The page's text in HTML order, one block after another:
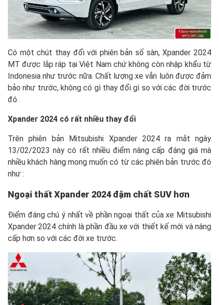
Có một chút thay đổi với phiên bản số sàn, Xpander 2024
MT được lắp ráp tại Việt Nam chứ không còn nhập khẩu từ
Indonesia như trước nữa. Chất lượng xe vẫn luôn được đảm
bảo như trước, không có gì thay đổi gì so với các đời trước
đó.
Xpander 2024 có rất nhiều thay đổi
Trên phiên bản Mitsubishi Xpander 2024 ra mắt ngày
13/02/2023 này có rất nhiều điểm nâng cấp đáng giá mà
nhiều khách hàng mong muốn có từ các phiên bản trước đó
như :
Ngoại thất Xpander 2024 đậm chất SUV hơn
Điểm đáng chú ý nhất về phần ngoại thất của xe Mitsubishi
Xpander 2024 chính là phần đầu xe với thiết kế mới và nâng
cấp hơn so với các đời xe trước.